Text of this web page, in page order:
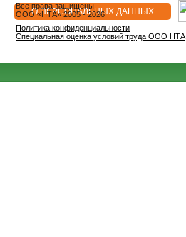
О ПЕРСОНАЛЬНЫХ ДАННЫХ
Все права защищены
OOO «НТА» 2005 - 2026
Политика конфиденциальности
Специальная оценка условий труда ООО НТА